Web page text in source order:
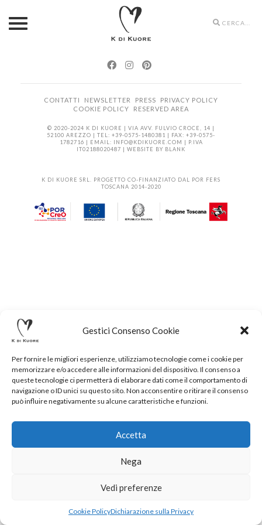
Gestici Consenso Cookie
Per fornire le migliori esperienze, utilizziamo tecnologie come i cookie per
memorizzare e/o accedere alle informazioni del dispositivo. Il consenso a
queste tecnologie ci permetterà di elaborare dati come il comportamento di
navigazione o ID unici su questo sito. Non acconsentire o ritirare il consenso
può influire negativamente su alcune caratteristiche e funzioni.
Accetta
Nega
Vedi preferenze
Cookie PolicyDichiarazione sulla Privacy
Search
CONTATTI NEWSLETTER PRESS
PRIVACY POLICY
COOKIE POLICY
RESERVED AREA
© 2020-2024 K DI KUORE | VIA AVV. FULVIO CROCE, 14 |
52100 AREZZO | TEL: +39-0575-1480381 | FAX: +39-0575-
1782716 | EMAIL: INFO@KDIKUORE.COM | P.IVA
IT02188020487 | WEBSITE BY BLANK
K DI KUORE SRL. PROGETTO CO-FINANZIATO DAL POR FERS
TOSCANA 2014-2020